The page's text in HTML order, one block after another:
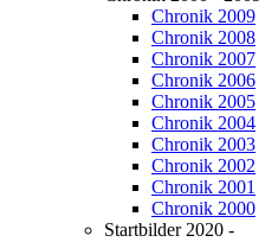
Chronik 2009
Chronik 2008
Chronik 2007
Chronik 2006
Chronik 2005
Chronik 2004
Chronik 2003
Chronik 2002
Chronik 2001
Chronik 2000
Startbilder 2020 -